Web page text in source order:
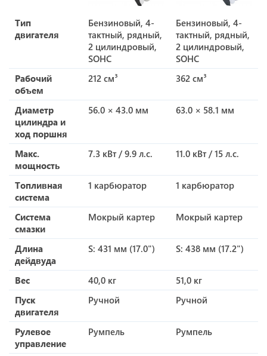
Тип
двигателя
Бензиновый, 4-
тактный, рядный,
2 цилиндровый,
SOHC
Бензиновый, 4-
тактный, рядный,
2 цилиндровый,
SOHC
Рабочий
объем
212 см³ 362 см³
Диаметр
цилиндра и
ход поршня
56.0 × 43.0 мм 63.0 × 58.1 мм
Макс.
мощность
7.3 кВт / 9.9 л.с. 11.0 кВт / 15 л.с.
Топливная
система
1 карбюратор 1 карбюратор
Система
смазки
Мокрый картер Мокрый картер
Длина
дейдвуда
S: 431 мм (17.0") S: 438 мм (17.2")
Вес 40,0 кг
51,0 кг
Пуск
двигателя
Ручной Ручной
Рулевое
управление
Румпель Румпель